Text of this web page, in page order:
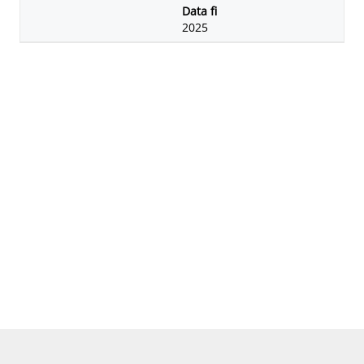
sca blanca) i tobamovirus
(transmesos mecànicamen
2025